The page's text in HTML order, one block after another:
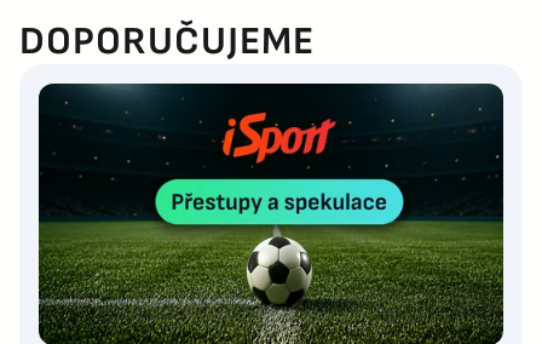
DOPORUČUJEME